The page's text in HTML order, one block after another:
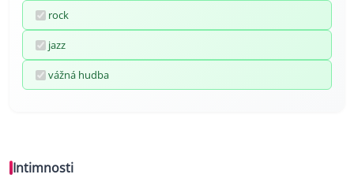
rock
jazz
vážná hudba
Intimnosti